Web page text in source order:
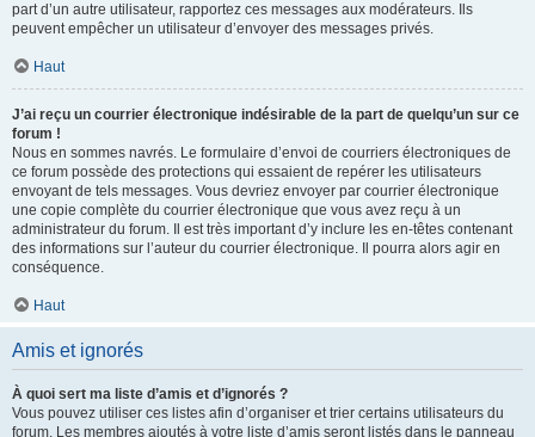
part d’un autre utilisateur, rapportez ces messages aux modérateurs. Ils
peuvent empêcher un utilisateur d’envoyer des messages privés.
Haut
J’ai reçu un courrier électronique indésirable de la part de quelqu’un sur ce
forum !
Nous en sommes navrés. Le formulaire d’envoi de courriers électroniques de
ce forum possède des protections qui essaient de repérer les utilisateurs
envoyant de tels messages. Vous devriez envoyer par courrier électronique
une copie complète du courrier électronique que vous avez reçu à un
administrateur du forum. Il est très important d’y inclure les en-têtes contenant
des informations sur l’auteur du courrier électronique. Il pourra alors agir en
conséquence.
Haut
Amis et ignorés
À quoi sert ma liste d’amis et d’ignorés ?
Vous pouvez utiliser ces listes afin d’organiser et trier certains utilisateurs du
forum. Les membres ajoutés à votre liste d’amis seront listés dans le panneau